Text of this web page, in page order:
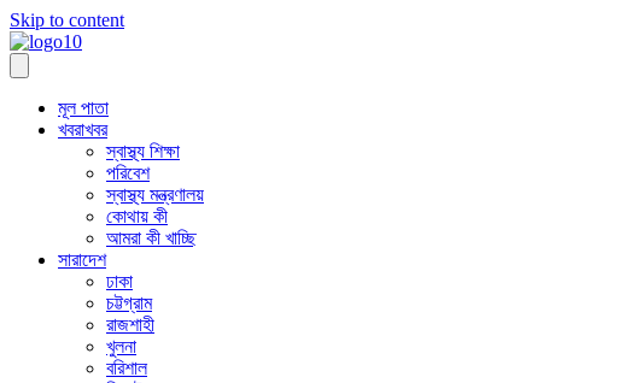
Skip to content
মূল পাতা
খবরাখবর
স্বাস্থ্য শিক্ষা
পরিবেশ
স্বাস্থ্য মন্ত্রণালয়
কোথায় কী
আমরা কী খাচ্ছি
সারাদেশ
ঢাকা
চট্টগ্রাম
রাজশাহী
খুলনা
বরিশাল